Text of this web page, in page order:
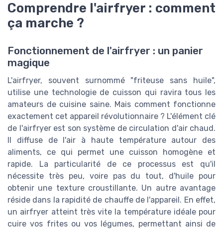
Comprendre l'airfryer : comment
ça marche ?
Fonctionnement de l'airfryer : un panier
magique
L'airfryer, souvent surnommé "friteuse sans huile",
utilise une technologie de cuisson qui ravira tous les
amateurs de cuisine saine. Mais comment fonctionne
exactement cet appareil révolutionnaire ? L'élément clé
de l'airfryer est son système de circulation d'air chaud.
Il diffuse de l'air à haute température autour des
aliments, ce qui permet une cuisson homogène et
rapide. La particularité de ce processus est qu'il
nécessite très peu, voire pas du tout, d'huile pour
obtenir une texture croustillante. Un autre avantage
réside dans la rapidité de chauffe de l'appareil. En effet,
un airfryer atteint très vite la température idéale pour
cuire vos frites ou vos légumes, permettant ainsi de